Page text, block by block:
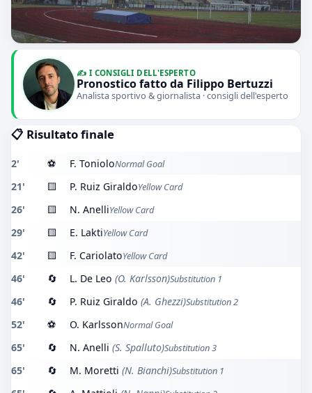
✍️ I CONSIGLI DELL'ESPERTO
Pronostico fatto da Filippo Bertuzzi
Analista sportivo & giornalista · consigli dell'esperto
📋 Risultato finale
2' ⚽ F. TonioloNormal Goal
21' 🟨 P. Ruiz GiraldoYellow Card
26' 🟨 N. AnelliYellow Card
29' 🟨 E. LaktiYellow Card
42' 🟨 F. CariolatoYellow Card
46' 🔄 L. De Leo (O. Karlsson)Substitution 1
46' 🔄 P. Ruiz Giraldo (A. Ghezzi)Substitution 2
52' ⚽ O. KarlssonNormal Goal
65' 🔄 N. Anelli (S. Spalluto)Substitution 3
65' 🔄 M. Moretti (N. Bianchi)Substitution 1